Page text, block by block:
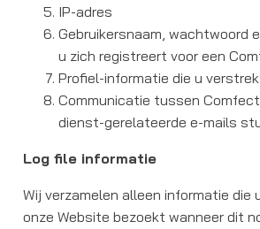
IP-adres
Gebruikersnaam, wachtwoord
u zich registreert voor een
Profiel-informatie die u
Communicatie tussen
dienst-gerelateerde e-mails
Log file informatie
Wij verzamelen alleen informatie
onze Website bezoekt wanneer dit